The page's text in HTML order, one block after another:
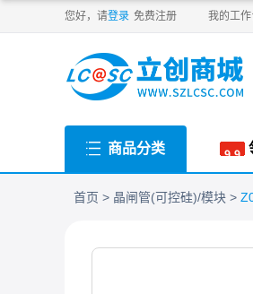
您好，请登录 免费注册 我的工作
商品分类
首页 晶闸管(可控硅)/模块